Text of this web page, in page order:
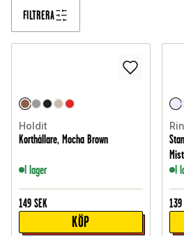
FILTRERA
Holdit
Korthållare, Mocha Brown
I lager
149 SEK
KÖP
Mist
I
139